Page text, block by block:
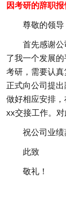
因考研的辞职
尊敬的领导
首先感谢
了我一个发展
考研，需要认
正式向公司提
做好相应安排
xx交接工作。对
祝公司业绩
此致
敬礼！